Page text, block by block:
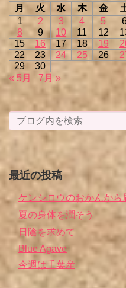
月
火 水 木 金
1
2 3 4 5
8
9 10 11 12
15
16 17 18 19
22
23 24 25 26
29
30
« 5月
7月 »
最近の投稿
ケンシロウのおかんから
夏の身体を潤そう
日陰を求めて
Blue Agave
今週は千葉産